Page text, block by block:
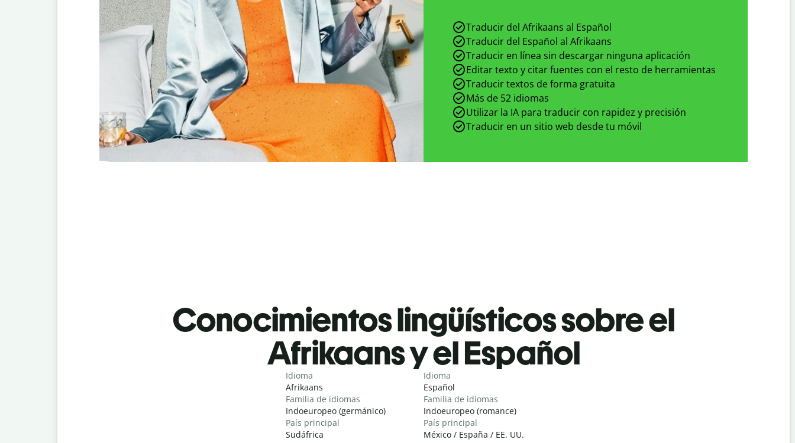
Traducir del Afrikaans al Español
Traducir del Español al Afrikaans
Traducir en línea sin descargar ninguna aplicación
Editar texto y citar fuentes con el resto de herramientas
Traducir textos de forma gratuita
Más de 52 idiomas
Utilizar la IA para traducir con rapidez y precisión
Traducir en un sitio web desde tu móvil
Conocimientos lingüísticos sobre el
Afrikaans y el Español
Idioma
Afrikaans
Familia de idiomas
Indoeuropeo (germánico)
País principal
Sudáfrica
Idioma
Español
Familia de idiomas
Indoeuropeo (romance)
País principal
México / España / EE. UU.